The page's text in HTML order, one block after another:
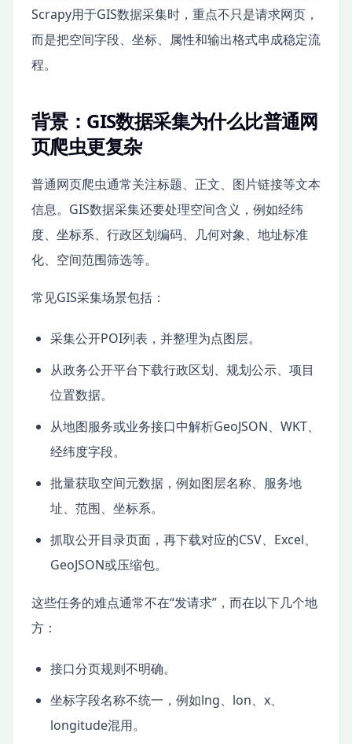
Scrapy用于GIS数据采集时，重点不只是请求网页，
而是把空间字段、坐标、属性和输出格式串成稳定流
程。
背景：GIS数据采集为什么比普通网
页爬虫更复杂
普通网页爬虫通常关注标题、正文、图片链接等文本
信息。GIS数据采集还要处理空间含义，例如经纬
度、坐标系、行政区划编码、几何对象、地址标准
化、空间范围筛选等。
常见GIS采集场景包括：
采集公开POI列表，并整理为点图层。
从政务公开平台下载行政区划、规划公示、项目
位置数据。
从地图服务或业务接口中解析GeoJSON、WKT、
经纬度字段。
批量获取空间元数据，例如图层名称、服务地
址、范围、坐标系。
抓取公开目录页面，再下载对应的CSV、Excel、
GeoJSON或压缩包。
这些任务的难点通常不在“发请求”，而在以下几个地
方：
接口分页规则不明确。
坐标字段名称不统一，例如lng、lon、x、
longitude混用。